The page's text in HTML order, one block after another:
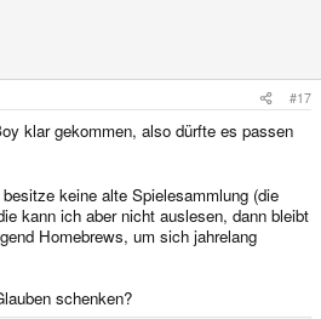
#17
klar gekommen, also dürfte es passen
keine alte Spielesammlung (die
kann ich aber nicht auslesen, dann bleibt
Homebrews, um sich jahrelang
schenken?